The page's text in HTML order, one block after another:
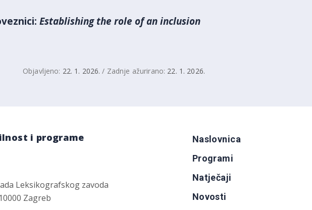
Establishing the role of an inclusion
Objavljeno: 22. 1. 2026. / Zadnje ažurirano: 22. 1. 2026.
i programe
Leksikografskog zavoda
Zagreb
Naslovnica
Programi
Natječaji
Novosti